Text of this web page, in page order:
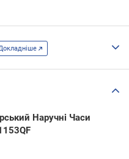
Наручні Часи